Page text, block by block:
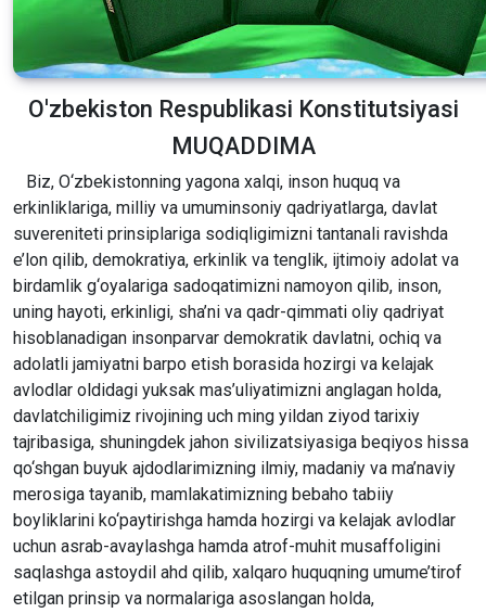
O'zbekiston Respublikasi Konstitutsiyasi
MUQADDIMA
Biz, O‘zbekistonning yagona xalqi, inson huquq va
erkinliklariga, milliy va umuminsoniy qadriyatlarga, davlat
suvereniteti prinsiplariga sodiqligimizni tantanali ravishda
e’lon qilib, demokratiya, erkinlik va tenglik, ijtimoiy adolat va
birdamlik g‘oyalariga sadoqatimizni namoyon qilib, inson,
uning hayoti, erkinligi, sha’ni va qadr-qimmati oliy qadriyat
hisoblanadigan insonparvar demokratik davlatni, ochiq va
adolatli jamiyatni barpo etish borasida hozirgi va kelajak
avlodlar oldidagi yuksak mas’uliyatimizni anglagan holda,
davlatchiligimiz rivojining uch ming yildan ziyod tarixiy
tajribasiga, shuningdek jahon sivilizatsiyasiga beqiyos hissa
qo‘shgan buyuk ajdodlarimizning ilmiy, madaniy va ma’naviy
merosiga tayanib, mamlakatimizning bebaho tabiiy
boyliklarini ko‘paytirishga hamda hozirgi va kelajak avlodlar
uchun asrab-avaylashga hamda atrof-muhit musaffoligini
saqlashga astoydil ahd qilib, xalqaro huquqning umume’tirof
etilgan prinsip va normalariga asoslangan holda,